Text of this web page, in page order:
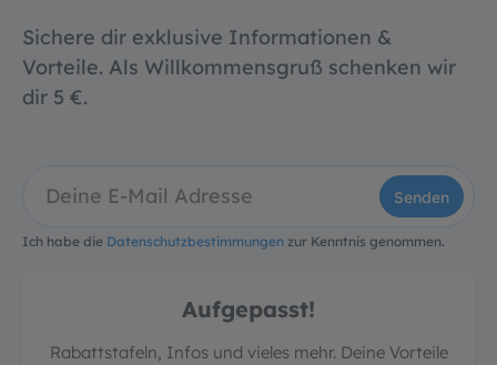
Sichere dir exklusive Informationen &
Vorteile. Als Willkommensgruß schenken wir
dir 5 €.
Senden
Ich habe die Datenschutzbestimmungen zur Kenntnis genommen.
Aufgepasst!
Rabattstafeln, Infos und vieles mehr. Deine Vorteile